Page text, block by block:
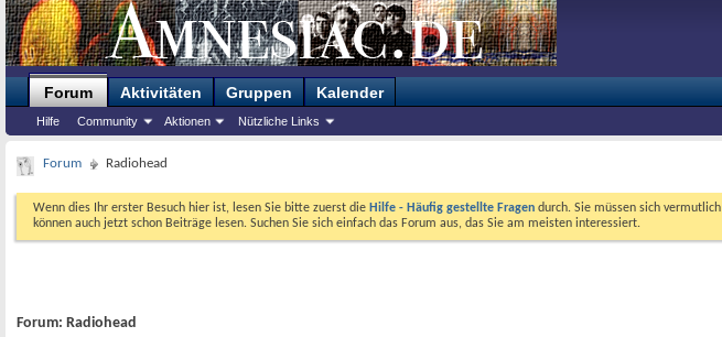
Forum
Hilfe Community Aktionen Nützliche Links
Aktivitäten Gruppen Kalender
Forum Radiohead
Wenn dies Ihr erster Besuch hier ist, lesen Sie bitte zuerst die Hilfe - Häufig gestellte Fragen durch. Sie müssen sich vermutlich
können auch jetzt schon Beiträge lesen. Suchen Sie sich einfach das Forum aus, das Sie am meisten interessiert.
Forum: Radiohead